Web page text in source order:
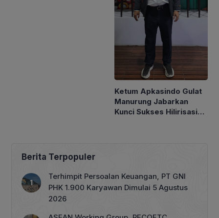
Ketum Apkasindo Gulat
Manurung Jabarkan
Kunci Sukses Hilirisasi
Berita Terpopuler
Terhimpit Persoalan Keuangan, PT GNI
PHK 1.900 Karyawan Dimulai 5 Agustus
2026